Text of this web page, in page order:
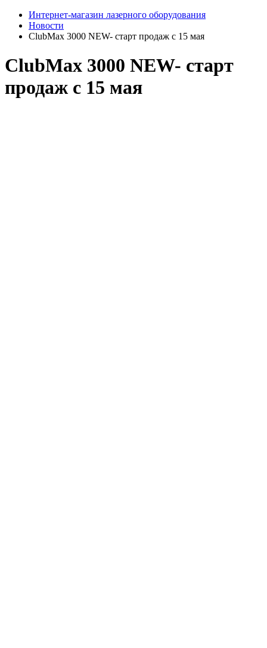
Интернет-магазин лазерного оборудования
Новости
ClubMax 3000 NEW- старт продаж с 15 мая
ClubMax 3000 NEW- старт
продаж с 15 мая